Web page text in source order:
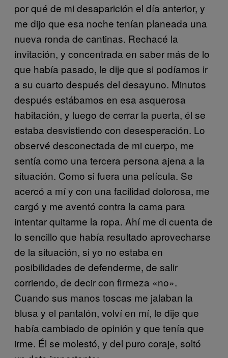
por qué de mi desaparición el día anterior, y
me dijo que esa noche tenían planeada una
nueva ronda de cantinas. Rechacé la
invitación, y concentrada en saber más de lo
que había pasado, le dije que si podíamos ir
a su cuarto después del desayuno. Minutos
después estábamos en esa asquerosa
habitación, y luego de cerrar la puerta, él se
estaba desvistiendo con desesperación. Lo
observé desconectada de mi cuerpo, me
sentía como una tercera persona ajena a la
situación. Como si fuera una película. Se
acercó a mí y con una facilidad dolorosa, me
cargó y me aventó contra la cama para
intentar quitarme la ropa. Ahí me di cuenta de
lo sencillo que había resultado aprovecharse
de la situación, si yo no estaba en
posibilidades de defenderme, de salir
corriendo, de decir con firmeza «no».
Cuando sus manos toscas me jalaban la
blusa y el pantalón, volví en mí, le dije que
había cambiado de opinión y que tenía que
irme. Él se molestó, y del puro coraje, soltó